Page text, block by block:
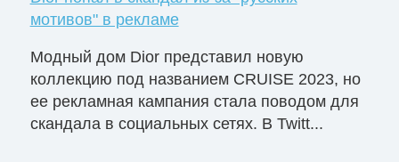
мотивов" в рекламе
Модный дом Dior представил новую
коллекцию под названием CRUISE 2023, но
ее рекламная кампания стала поводом для
скандала в социальных сетях. В Twitt...